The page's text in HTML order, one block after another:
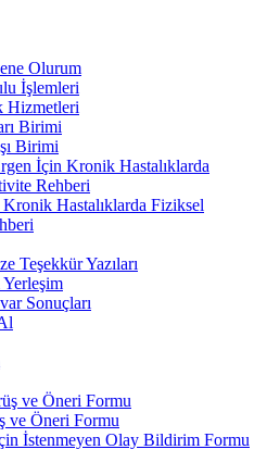
Olurum
İşlemleri
Hizmetleri
Birimi
Birimi
İçin Kronik Hastalıklarda
Rehberi
Hastalıklarda Fiziksel
Teşekkür Yazıları
Sonuçları
ve Öneri Formu
ve Öneri Formu
İstenmeyen Olay Bildirim Formu